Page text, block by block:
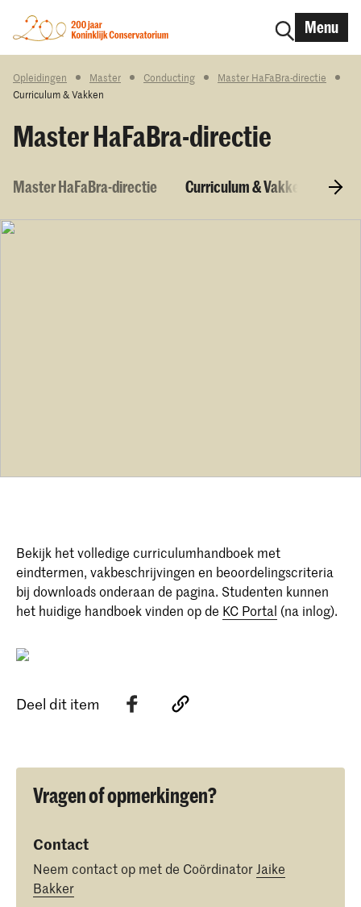
Menu
Opleidingen Master Conducting
Master HaFaBra-directie
Curriculum & Vakken
Master HaFaBra-directie
Master HaFaBra-directie Curriculum & Vakken
Bekijk het volledige curriculumhandboek met
eindtermen, vakbeschrijvingen en beoordelingscriteria
bij downloads onderaan de pagina. Studenten kunnen
het huidige handboek vinden op de KC Portal (na inlog).
Deel dit item
Vragen of opmerkingen?
Contact
Neem contact op met de Coördinator Jaike
Bakker